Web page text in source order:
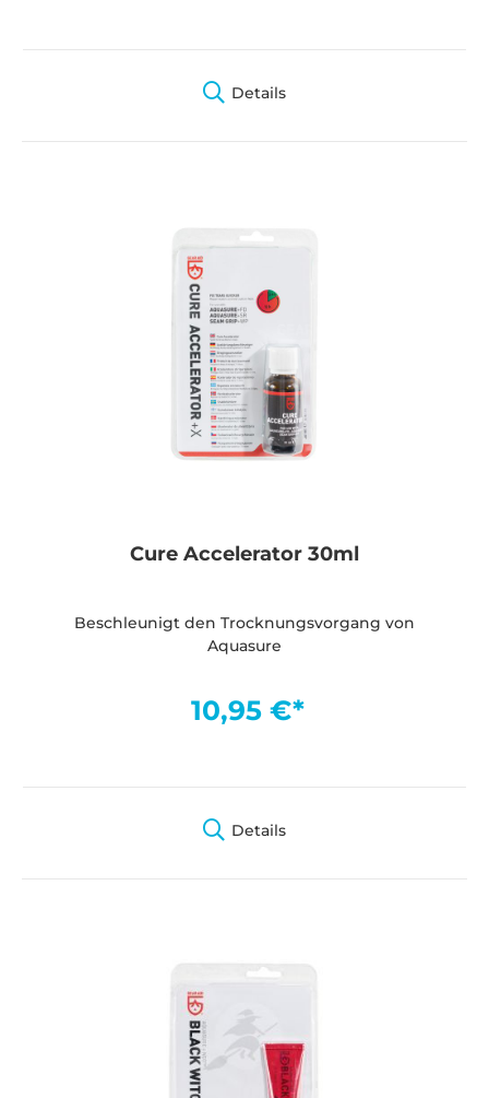
Details
Cure Accelerator 30ml
Beschleunigt den Trocknungsvorgang von
Aquasure
10,95 €*
Details